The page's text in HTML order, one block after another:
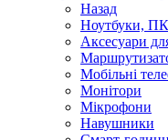
Назад
Ноутбуки, ПК
Аксесуари
Мобільні
Монітори
Мікрофони
Навушники